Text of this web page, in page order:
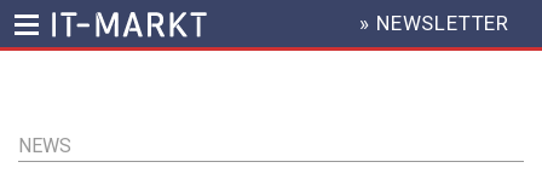
Inhalt
HEADER
MENU
» NEWSLETTER
NEWS